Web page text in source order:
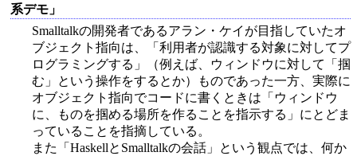
系デモ」
Smalltalkの開発者であるアラン・ケイが目指していたオ
ブジェクト指向は、「利用者が認識する対象に対してプ
ログラミングする」（例えば、ウィンドウに対して「掴
む」という操作をするとか）ものであった一方、実際に
オブジェクト指向でコードに書くときは「ウィンドウ
に、ものを掴める場所を作ることを指示する」にとどま
っていることを指摘している。
また「HaskellとSmalltalkの会話」という観点では、何か